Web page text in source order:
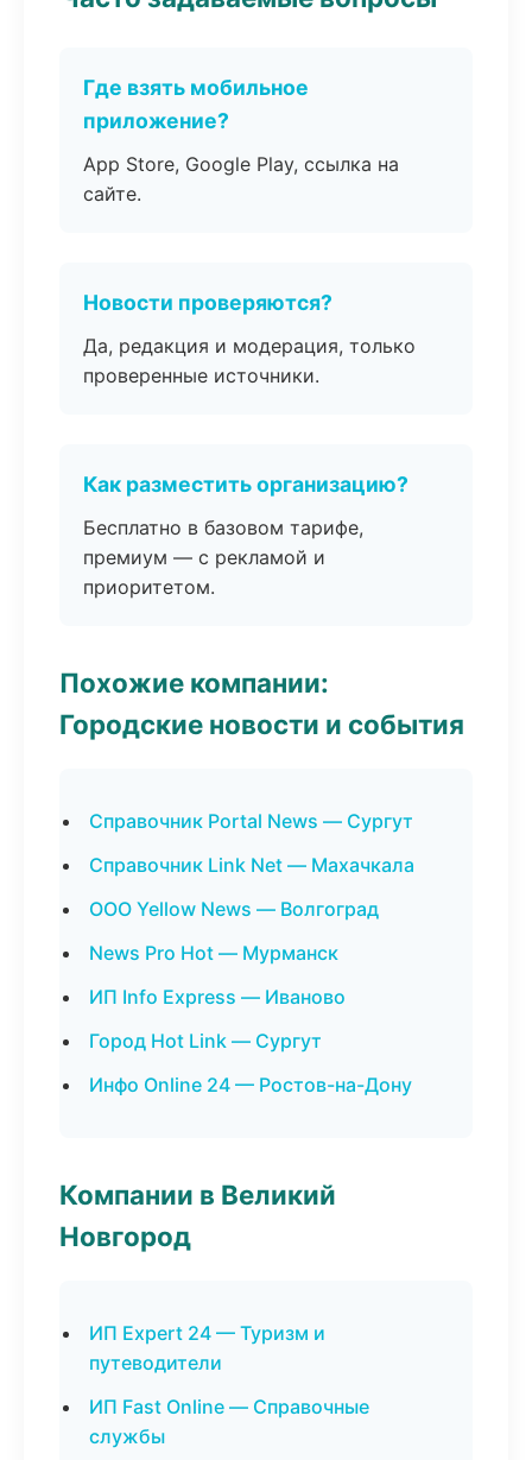
Где взять мобильное
приложение?
App Store, Google Play, ссылка на
сайте.
Новости проверяются?
Да, редакция и модерация, только
проверенные источники.
Как разместить организацию?
Бесплатно в базовом тарифе,
премиум — с рекламой и
приоритетом.
Похожие компании:
Городские новости и события
Справочник Portal News — Сургут
Справочник Link Net — Махачкала
ООО Yellow News — Волгоград
News Pro Hot — Мурманск
ИП Info Express — Иваново
Город Hot Link — Сургут
Инфо Online 24 — Ростов-на-Дону
Компании в Великий
Новгород
ИП Expert 24 — Туризм и
путеводители
ИП Fast Online — Справочные
службы